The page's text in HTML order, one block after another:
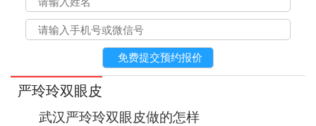
严玲玲双眼皮
武汉严玲玲双眼皮做的怎样